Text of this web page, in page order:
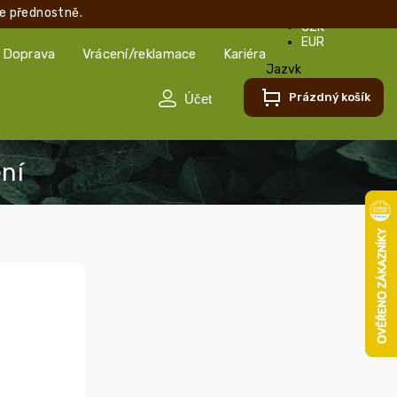
přednostně.
Doprava Vrácení/reklamace Kariéra
CZK
EUR
Jazyk
Čeština
Prázdný košík